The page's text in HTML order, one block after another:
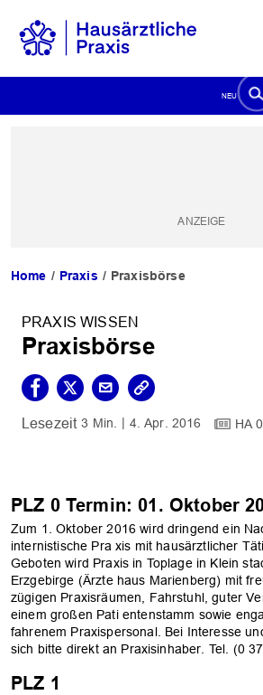
Home Praxis Praxisbörse
PRAXIS WISSEN
Praxisbörse
3 Min. 4. Apr. 2016 HA
PLZ 0 Termin: 01. Oktober
Zum 1. Oktober 2016 wird dringend ein
internistische Pra­ xis mit hausärztlicher
Geboten wird Praxis in Toplage in Klein­
Erzgebirge (Ärzte­ haus Marienberg) mit
zügigen Praxisräumen, Fahrstuhl, guter
einem großen Pati­ entenstamm sowie
fahrenem Praxispersonal. Bei Interesse
sich bitte direkt an Praxisinhaber. Tel. (0
PLZ 1